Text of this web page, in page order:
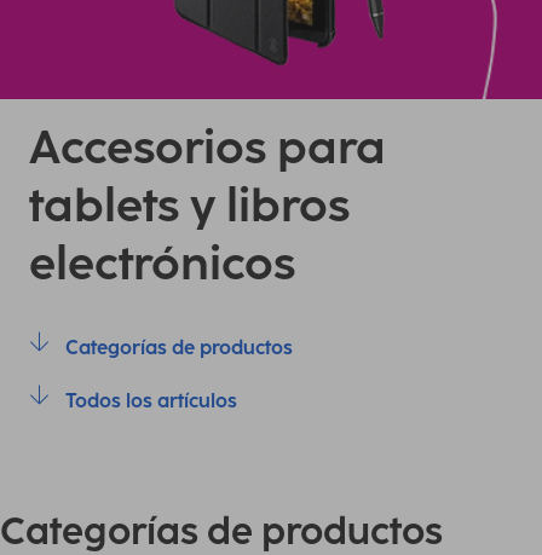
Accesorios para
tablets y libros
electrónicos
Categorías de productos
Todos los artículos
Categorías de productos